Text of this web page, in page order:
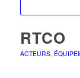
RTCO
ACTEURS,